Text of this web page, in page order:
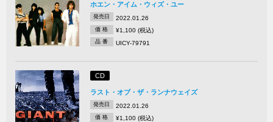
ホエン・アイム・ウィズ・ユー
発売日 2022.01.26
価 格 ¥1,100 (税込)
品 番 UICY-79791
CD
ラスト・オブ・ザ・ランナウェイズ
発売日 2022.01.26
価 格 ¥1,100 (税込)